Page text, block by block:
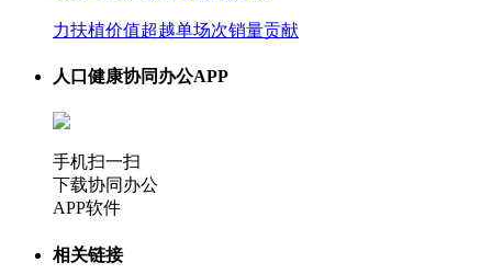
力扶植价值超越单场次销量贡献
人口健康协同办公APP
手机扫一扫
下载协同办公
APP软件
相关链接